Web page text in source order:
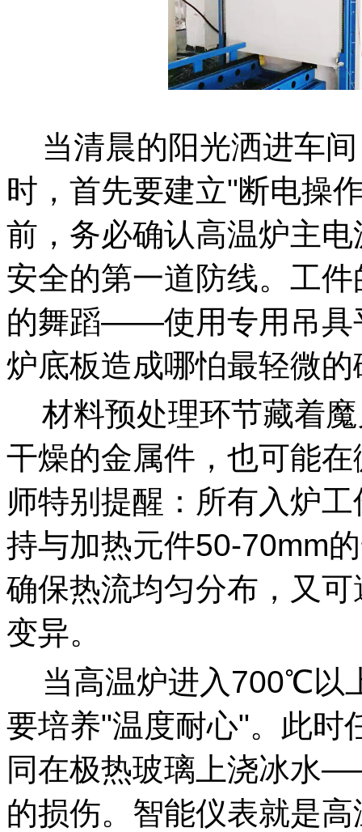
当清晨的阳光洒进车间
时，首先要建立"断电操
前，务必确认高温炉主
安全的第一道防线。工
的舞蹈——使用专用吊具
炉底板造成哪怕最轻微
材料预处理环节藏着魔
干燥的金属件，也可能
师特别提醒：所有入炉
持与加热元件50-70mm
确保热流均匀分布，又
变异。
当高温炉进入700℃以
要培养"温度耐心"。此时
同在极热玻璃上浇冰水
的损伤。智能仪表就是